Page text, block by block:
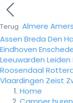
Terug Almere
Assen Breda Den
Eindhoven
Leeuwarden Leiden
Roosendaal
Vlaardingen Zeist
Home